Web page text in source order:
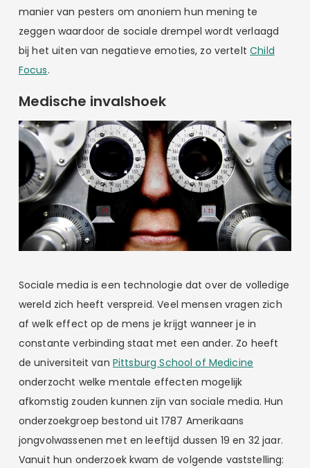
manier van pesters om anoniem hun mening te
zeggen waardoor de sociale drempel wordt verlaagd
bij het uiten van negatieve emoties, zo verteltChild
Focus.
Medische invalshoek
Sociale media is een technologie dat over de volledige
wereld zich heeft verspreid. Veel mensen vragen zich
af welk effect op de mens je krijgt wanneer je in
constante verbinding staat met een ander. Zo heeft
de universiteit van Pittsburg School of Medicine
onderzocht welke mentale effecten mogelijk
afkomstig zouden kunnen zijn van sociale media. Hun
onderzoekgroep bestond uit 1787 Amerikaans
jongvolwassenen met en leeftijd dussen 19 en 32 jaar.
Vanuit hun onderzoek kwam de volgende vaststelling: